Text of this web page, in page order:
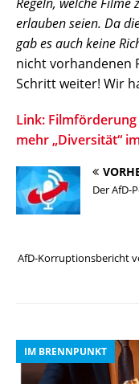
erlauben seien. Da
gab es auch keine
nicht vorhandenen
Schritt weiter! Wir
Link:
mehr „Diversität“
Der AfD-
AfD-Korruptionsbericht
IM BRENNPUNKT